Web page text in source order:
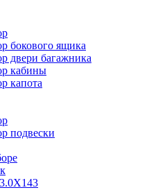
бокового ящика
двери багажника
кабины
капота
подвески